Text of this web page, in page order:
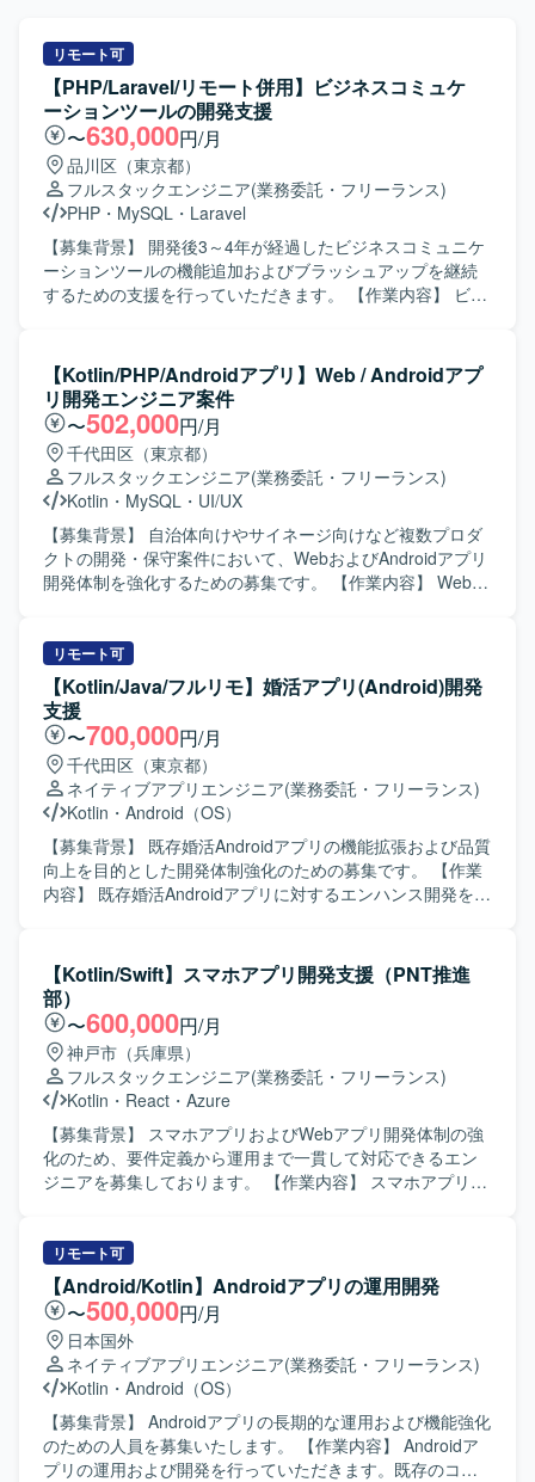
リモート可
【PHP/Laravel/リモート併用】ビジネスコミュケ
ーションツールの開発支援
〜630,000円/月
品川区（東京都）
フルスタックエンジニア(業務委託・フリーランス)
PHP ・ MySQL ・ Laravel
【募集背景】 開発後3～4年が経過したビジネスコミュニケ
ーションツールの機能追加およびブラッシュアップを継続
するための支援を行っていただきます。 【作業内容】 ビジ
基本設計からテストまで一貫してご担当いただきます。既
存機能の改善や追加開発を行い、ベンチマークを重視しな
がら機能よりも速度を落とさないようパフォーマンスを意
識した開発を行っていただきます。また、週1回のミーティ
ングで開発要望の優先度を決定し、それに基づいて実装・
改修を進めていただきます。 【求める人物像】 Webアプ
リ・ネイティブアプリ双方の特性を理解し、フロントエン
ドからバックエンド、DBまで一貫した開発に主体的に取り
組んでいただける方を求めています。既存システムのブラ
ッシュアップにおいて、速度やパフォーマンスを意識した
取って開発を推進できる方が望ましいです。 【ポジション
の魅力】 チャット、タスク管理、資料管理など多機能なビ
ジネスコミュニケーションツールの開発に携わることで、
Webアプリとネイティブアプリ双方の知見を深めることが
できます。フロントエンドからバックエンド、DBまで一貫
して担当することで、フルスタックなスキルセットを磨く
ことができます。性能改善やベンチマークを重視した開発
を通じて、高トラフィックなサービス運用に必要な経験も
身につけることができます。 【開発環境】 PHP / Laravel、
React、React Native、Docker、MySQLを用いたWebアプ
リおよびネイティブアプリの開発環境です。
【Kotlin/PHP/Androidアプリ】Web / Androidアプ
リ開発エンジニア案件
〜502,000円/月
千代田区（東京都）
フルスタックエンジニア(業務委託・フリーランス)
Kotlin ・ MySQL ・ UI/UX
【募集背景】 自治体向けやサイネージ向けなど複数プロダ
クトの開発・保守案件において、WebおよびAndroidアプリ
開発体制を強化するための募集です。 【作業内容】 Webア
いただきます。 具体的には、自治体向け健康管理アプリの
Web／Androidアプリ開発、サイネージ受付システムの
Androidアプリ開発、PHP／Node.jsを用いたバックエン
ド・Webシステム開発、KotlinによるAndroidネイティブア
プリ開発、REST API連携やDB設計、管理画面開発、UI/UX
改善、機能追加・改修対応、iOS／Web／サーバーサイドと
の仕様調整・連携開発、Firebaseやクラウドサービスを利
用したアプリ連携、保守運用や障害調査、パフォーマンス
改善対応などを行っていただきます。 【求める人物像】 フ
ロントエンドからバックエンドまで幅広い領域に対して主
体的にキャッチアップしながら取り組める方を求めていま
しいです。 【ポジションの魅力】 WebとAndroidネイティ
ブ双方の開発に携わることで、フルスタック寄りのスキル
を身につけることができます。自治体やヘルスケア領域な
ど社会貢献性の高いプロダクトに関わりながら、設計から
運用まで一連の開発プロセスを経験できる環境です。 【開
発環境】 Kotlinを中心としたAndroidネイティブアプリ開発
に加え、PHP／Node.jsによるバックエンド開発、MySQL／
PostgreSQLなどのRDBを用いたシステム構成です。Gitを用
いたチーム開発を行い、Firebaseや各種クラウドサービス
と連携したアプリケーション開発を実施しています。
リモート可
【Kotlin/Java/フルリモ】婚活アプリ(Android)開発
支援
〜700,000円/月
千代田区（東京都）
ネイティブアプリエンジニア(業務委託・フリーランス)
Kotlin ・ Android（OS）
【募集背景】 既存婚活Androidアプリの機能拡張および品質
向上を目的とした開発体制強化のための募集です。 【作業
内容】 既存婚活Androidアプリに対するエンハンス開発を行
担当していただきます。また、チームメンバーや他チーム
と連携しながら、仕様調整やレビュー対応も行っていただ
きます。 【求める人物像】 チーム開発を前提に円滑なコミ
ュニケーションが取れ、自ら課題を発見し改善提案ができ
る方を求めています。既存の設計やテスト方針を尊重しつ
つ、より良いアーキテクチャや開発プロセスを意識して取
り組める方が望ましいです。 【ポジションの魅力】 コンシ
ューマ向け婚活アプリの開発に携わることで、多くのユー
ザーに影響力のあるサービス開発経験を積むことができま
す。既存プロダクトのエンハンス開発を通じて、アーキテ
けネイティブアプリ開発環境にて、Kotlin/JavaおよびGitを
用いたチーム開発を行います。アーキテクチャはClean
Architectureを意識した構成となっている想定です。
【Kotlin/Swift】スマホアプリ開発支援（PNT推進
部）
〜600,000円/月
神戸市（兵庫県）
フルスタックエンジニア(業務委託・フリーランス)
Kotlin ・ React ・ Azure
【募集背景】 スマホアプリおよびWebアプリ開発体制の強
化のため、要件定義から運用まで一貫して対応できるエン
ジニアを募集しております。 【作業内容】 スマホアプリ
後の運用まで一連の工程をご担当いただきます。フルスタ
ックに対応しつつ、バイブコーディングやAI駆動開発を活
用しながら、主体的に開発を推進していただきます。 【求
める人物像】 モバイルアプリとWebアプリの両方に興味を
持ち、自ら学びながら新しい開発手法を取り入れていける
方を求めております。関係者とのコミュニケーションを大
切にし、お客様との対話を通じて要件を整理しながら開発
を進められる方が望ましいです。 【ポジションの魅力】 モ
バイルアプリとWebアプリを横断しつつ、フルスタックに
開発経験を積むことができます。AI駆動開発やバイブコー
リモート可
【Android/Kotlin】Androidアプリの運用開発
〜500,000円/月
日本国外
ネイティブアプリエンジニア(業務委託・フリーランス)
Kotlin ・ Android（OS）
【募集背景】 Androidアプリの長期的な運用および機能強化
のための人員を募集いたします。 【作業内容】 Androidア
プリの運用および開発を行っていただきます。既存のコー